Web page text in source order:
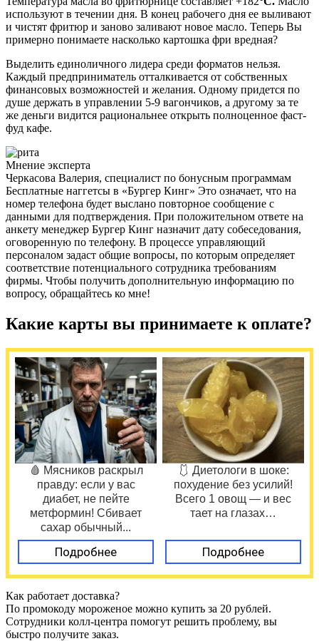
используют в течении дня. В конец рабочего дня ее выливают
и чистят фритюр и заново заливают новое масло. Теперь Вы
примерно понимаете насколько картошка фри вредная?
Выделить единоличного лидера среди форматов нельзя.
Каждый предприниматель отталкивается от собственных
финансовых возможностей и желания. Одному придется по
душе держать в управлении 5-9 вагончиков, а другому за те
же деньги видится рациональнее открыть полноценное фаст-
фуд кафе.
Мнение эксперта
Черкасова Валерия, специалист по бонусным программам
Бесплатные наггетсы в «Бургер Кинг» Это означает, что на
номер телефона будет выслано повторное сообщение с
данными для подтверждения. При положительном ответе на
анкету менеджер Бургер Кинг назначит дату собеседования,
оговоренную по телефону. В процессе управляющий
персоналом задаст общие вопросы, по которым определяет
соответствие потенциального сотрудника требованиям
фирмы. Чтобы получить дополнительную информацию по
вопросу, обращайтесь ко мне!
Какие карты вы принимаете к оплате?
🩸 Мясников раскрыл
правду: если у вас
диабет, не пейте
метформин! Сбивает
сахар обычный...
Подробнее
🩱 Диетологи в шоке:
похудение без усилий!
Всего 1 овощ — и вес
тает на глазах…
Подробнее
Как работает доставка?
По промокоду мороженое можно купить за 20 рублей.
Сотрудники колл-центра помогут решить проблему, вы
быстро получите заказ.